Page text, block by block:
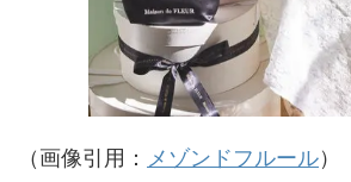
（画像引用： メゾンドフルール）